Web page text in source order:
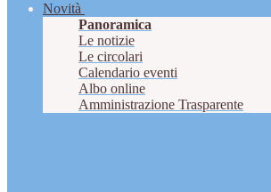
Novità
Panoramica
Le notizie
Le circolari
Calendario eventi
Albo online
Amministrazione Trasparente